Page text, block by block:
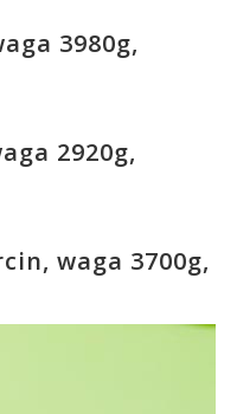
3980g,
2920g,
waga 3700g,